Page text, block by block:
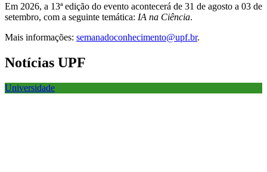
Em 2026, a 13ª edição do evento acontecerá de 31 de agosto a 03 de
setembro, com a seguinte temática: IA na Ciência.
Mais informações: semanadoconhecimento@upf.br.
Notícias UPF
Universidade